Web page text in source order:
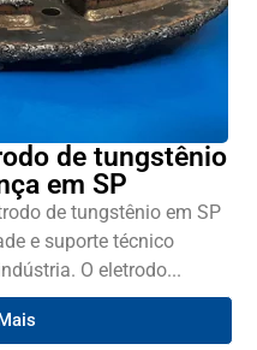
de tungstênio
em SP
de tungstênio em SP
e suporte técnico
O eletrodo...